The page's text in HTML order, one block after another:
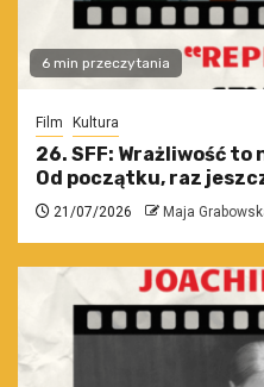
6 min przeczytania
Film Kultura
26. SFF: Wrażliwość to
Od początku, raz
21/07/2026 Maja